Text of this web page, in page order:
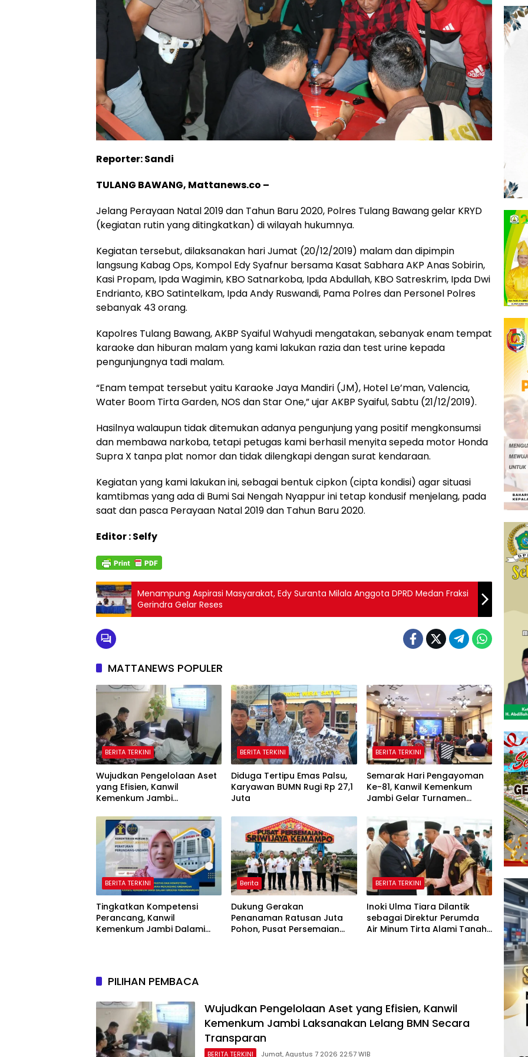
Reporter: Sandi
TULANG BAWANG, Mattanews.co –
Jelang Perayaan Natal 2019 dan Tahun Baru 2020, Polres Tulang Bawang gelar KRYD
(kegiatan rutin yang ditingkatkan) di wilayah hukumnya.
Kegiatan tersebut, dilaksanakan hari Jumat (20/12/2019) malam dan dipimpin
langsung Kabag Ops, Kompol Edy Syafnur bersama Kasat Sabhara AKP Anas Sobirin,
Kasi Propam, Ipda Wagimin, KBO Satnarkoba, Ipda Abdullah, KBO Satreskrim, Ipda Dwi
Endrianto, KBO Satintelkam, Ipda Andy Ruswandi, Pama Polres dan Personel Polres
sebanyak 43 orang.
Kapolres Tulang Bawang, AKBP Syaiful Wahyudi mengatakan, sebanyak enam tempat
karaoke dan hiburan malam yang kami lakukan razia dan test urine kepada
pengunjungnya tadi malam.
“Enam tempat tersebut yaitu Karaoke Jaya Mandiri (JM), Hotel Le’man, Valencia,
Water Boom Tirta Garden, NOS dan Star One,” ujar AKBP Syaiful, Sabtu (21/12/2019).
Hasilnya walaupun tidak ditemukan adanya pengunjung yang positif mengkonsumsi
dan membawa narkoba, tetapi petugas kami berhasil menyita sepeda motor Honda
Supra X tanpa plat nomor dan tidak dilengkapi dengan surat kendaraan.
Kegiatan yang kami lakukan ini, sebagai bentuk cipkon (cipta kondisi) agar situasi
kamtibmas yang ada di Bumi Sai Nengah Nyappur ini tetap kondusif menjelang, pada
saat dan pasca Perayaan Natal 2019 dan Tahun Baru 2020.
Editor : Selfy
Menampung Aspirasi Masyarakat, Edy Suranta Milala Anggota DPRD Medan Fraksi
Gerindra Gelar Reses
MATTANEWS POPULER
BERITA TERKINI
Wujudkan Pengelolaan Aset
yang Efisien, Kanwil
Kemenkum Jambi
Secara Transparan
BERITA TERKINI
Diduga Tertipu Emas Palsu,
Karyawan BUMN Rugi Rp 27,1
Juta
BERITA TERKINI
Semarak Hari Pengayoman
Ke-81, Kanwil Kemenkum
Jambi Gelar Turnamen
BERITA TERKINI
Tingkatkan Kompetensi
Perancang, Kanwil
Kemenkum Jambi Dalami
Berita
Dukung Gerakan
Penanaman Ratusan Juta
Pohon, Pusat Persemaian
BERITA TERKINI
Inoki Ulma Tiara Dilantik
sebagai Direktur Perumda
Air Minum Tirta Alami Tanah
PILIHAN PEMBACA
Wujudkan Pengelolaan Aset yang Efisien, Kanwil
Kemenkum Jambi Laksanakan Lelang BMN Secara
Transparan
BERITA TERKINI Jumat, Agustus 7 2026 22:57 WIB